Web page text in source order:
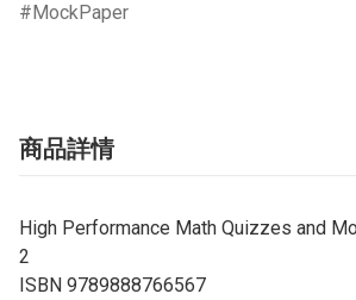
MockPaper
商品詳情
High Performance Math Quizzes and
2
ISBN 9789888766567